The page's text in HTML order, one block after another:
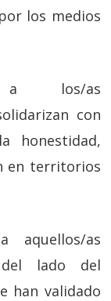
los medios
a los/as
con
honestidad,
en territorios
aquellos/as
del lado del
han validado